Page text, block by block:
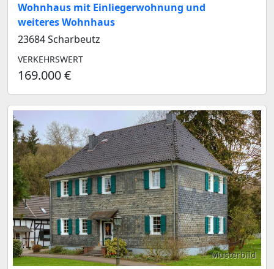
Wohnhaus mit Einliegerwohnung und
weiteres Wohnhaus
23684 Scharbeutz
VERKEHRSWERT
169.000 €
Musterbild